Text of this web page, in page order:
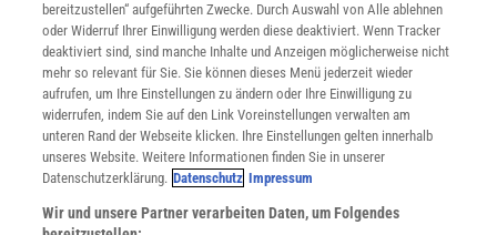
Datenschutz
Nutzungsbedingungen
Cookie-Einstellungen
Utiq verwalten
Nutzungsbasierte Onlinewerbung
Alle Artikel
Impressum
Angebote für Schulen
bereitzustellen“ aufgeführten Zwecke. Durch Auswahl von Alle ablehnen
oder Widerruf Ihrer Einwilligung werden diese deaktiviert. Wenn Tracker
deaktiviert sind, sind manche Inhalte und Anzeigen möglicherweise nicht
mehr so relevant für Sie. Sie können dieses Menü jederzeit wieder
aufrufen, um Ihre Einstellungen zu ändern oder Ihre Einwilligung zu
widerrufen, indem Sie auf den Link Voreinstellungen verwalten am
unteren Rand der Webseite klicken. Ihre Einstellungen gelten innerhalb
unseres Website. Weitere Informationen finden Sie in unserer
Datenschutzerklärung. Datenschutz Impressum
Wir und unsere Partner verarbeiten Daten, um Folgendes